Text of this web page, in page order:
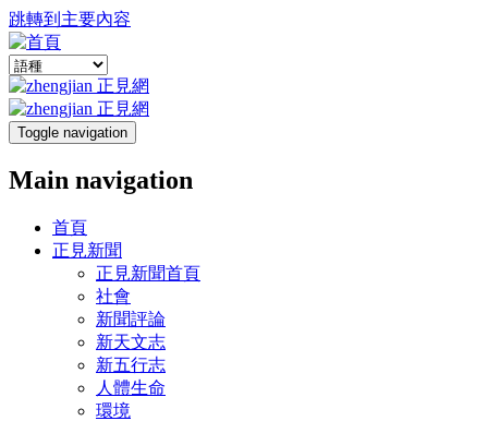
跳轉到主要內容
Toggle navigation
Main navigation
首頁
正見新聞
正見新聞首頁
社會
新聞評論
新天文志
新五行志
人體生命
環境